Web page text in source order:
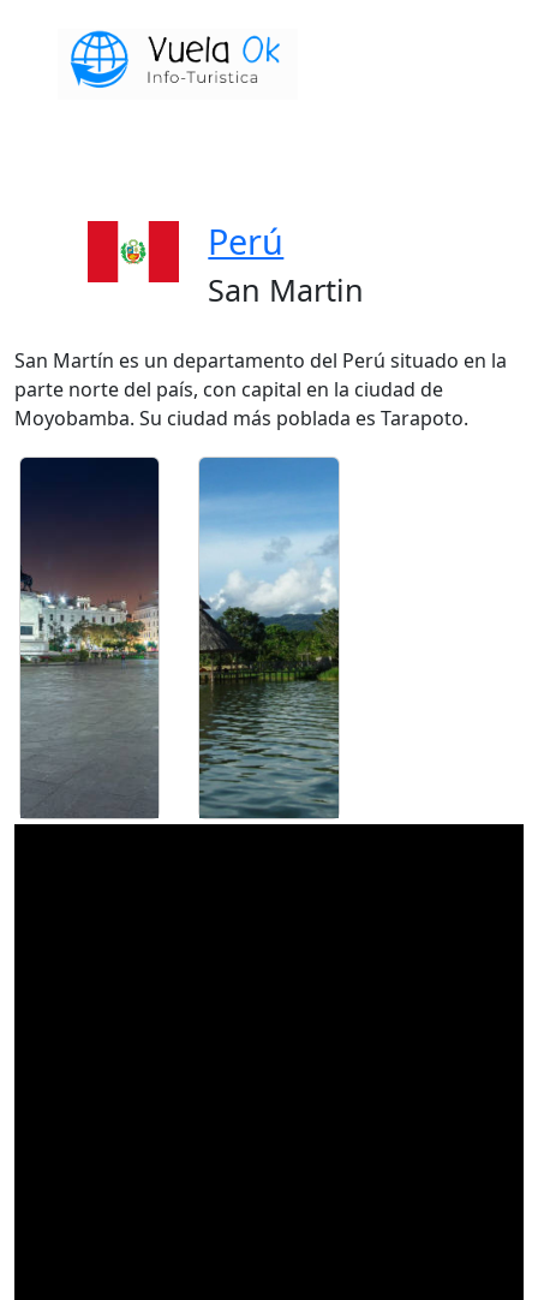
Perú
San Martin
San Martín es un departamento del Perú situado en la
parte norte del país, con capital en la ciudad de
Moyobamba. Su ciudad más poblada es Tarapoto.